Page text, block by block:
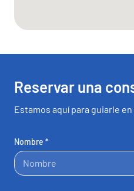
Reservar una
Estamos aquí para guiarle en
Nombre *